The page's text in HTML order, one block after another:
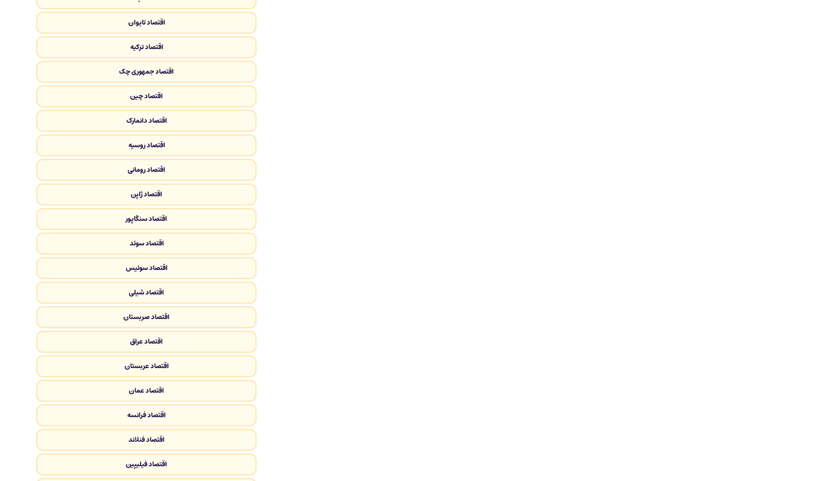
اقتصاد تایوان
اقتصاد ترکیه
اقتصاد جمهوری چک
اقتصاد چین
اقتصاد دانمارک
اقتصاد روسیه
اقتصاد رومانی
اقتصاد ژاپن
اقتصاد سنگاپور
اقتصاد سوئد
اقتصاد سوئیس
اقتصاد شیلی
اقتصاد صربستان
اقتصاد عراق
اقتصاد عربستان
اقتصاد عمان
اقتصاد فرانسه
اقتصاد فنلاند
اقتصاد فیلیپین